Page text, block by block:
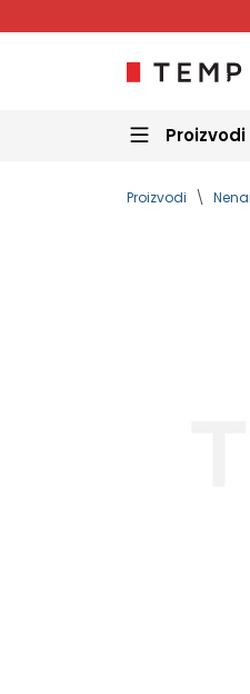
Proizvodi
Proizvodi